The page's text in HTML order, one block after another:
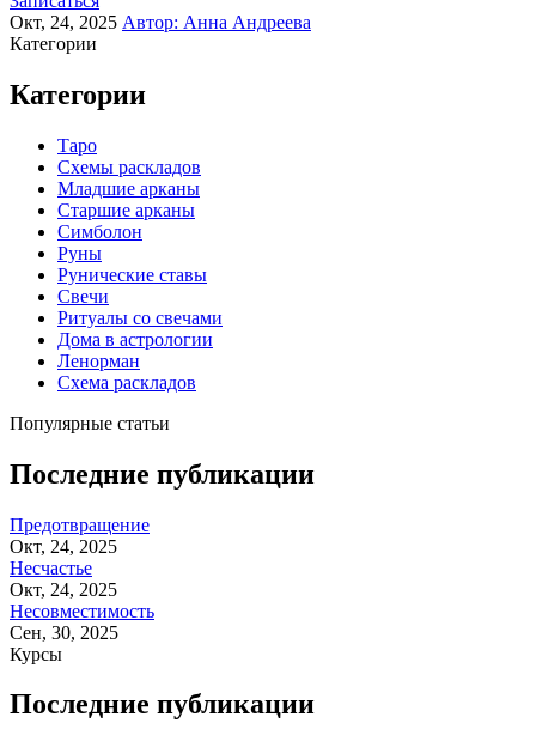
Окт, 24, 2025 Автор: Анна Андреева
Категории
Категории
Таро
Схемы раскладов
Младшие арканы
Старшие арканы
Симболон
Руны
Рунические ставы
Свечи
Ритуалы со свечами
Дома в астрологии
Ленорман
Схема раскладов
Популярные статьи
Последние публикации
Предотвращение
Окт, 24, 2025
Несчастье
Окт, 24, 2025
Несовместимость
Сен, 30, 2025
Курсы
Последние публикации